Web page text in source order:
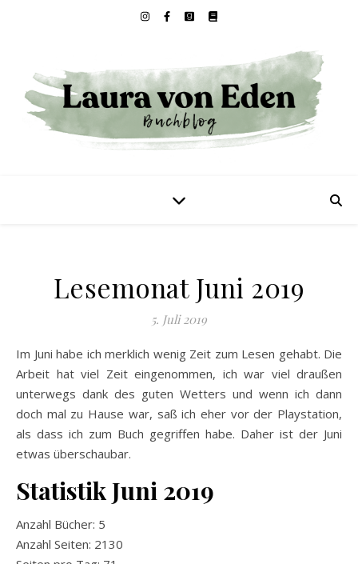
Lesemonat Juni 2019
5. Juli 2019
Im Juni habe ich merklich wenig Zeit zum Lesen gehabt. Die
Arbeit hat viel Zeit eingenommen, ich war viel draußen
unterwegs dank des guten Wetters und wenn ich dann
doch mal zu Hause war, saß ich eher vor der Playstation,
als dass ich zum Buch gegriffen habe. Daher ist der Juni
etwas überschaubar.
Statistik Juni 2019
Anzahl Bücher: 5
Anzahl Seiten: 2130